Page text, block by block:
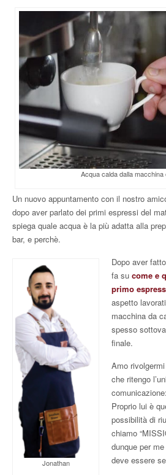
Acqua calda dalla
Un nuovo appuntamento con il nostro
dopo aver parlato dei primi espressi del
spiega quale acqua è la più adatta alla
bar, e perchè.
Jonathan
Dopo aver
fa su come e
primo
aspetto
macchina da
spesso
finale.
Amo
che ritengo
comunicazione:
Proprio lui è
possibilità di
chiamo
dunque per
deve essere